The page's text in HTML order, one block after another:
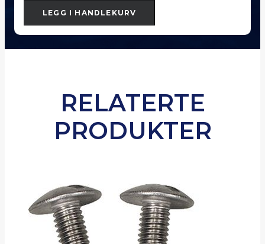
for
5cm
webbing
LEGG I HANDLEKURV
RELATERTE
PRODUKTER